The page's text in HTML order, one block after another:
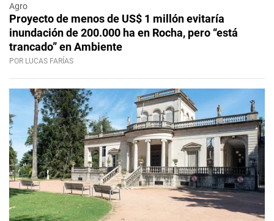
Agro
Proyecto de menos de US$ 1 millón evitaría
inundación de 200.000 ha en Rocha, pero “está
trancado” en Ambiente
POR LUCAS FARÍAS